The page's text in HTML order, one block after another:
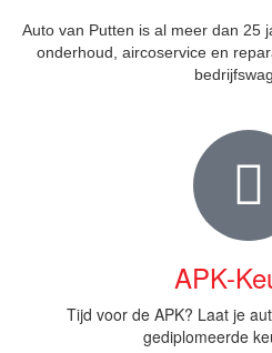
Auto van Putten is al meer dan 25
onderhoud, aircoservice en
APK-
Tijd voor de APK? Laat je
gediplomeerde